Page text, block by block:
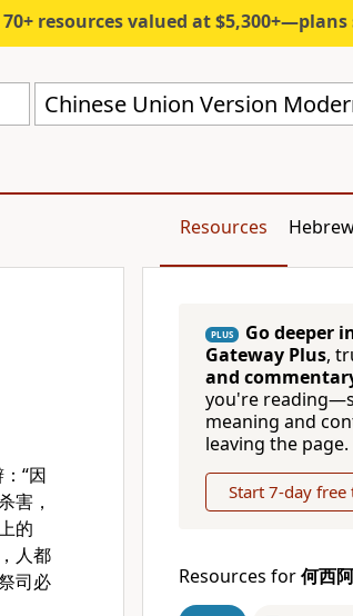
70+ resources valued at $5,300+—plans start under $6/
Resources
“因
害，
的
人都
司必
PLUS Go deeper
Gateway Plus,
and
you're
meaning and
leaving the page.
Start 7-day free
Resources for何西